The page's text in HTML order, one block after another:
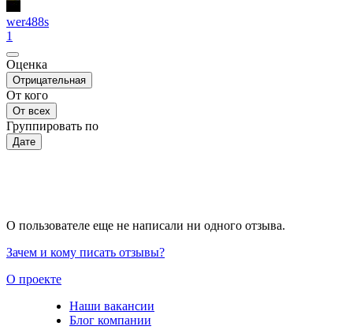
wer488s
1
Оценка
Отрицательная
От кого
От всех
Группировать по
Дате
О пользователе еще не написали ни одного отзыва.
Зачем и кому писать отзывы?
О проекте
Наши вакансии
Блог компании